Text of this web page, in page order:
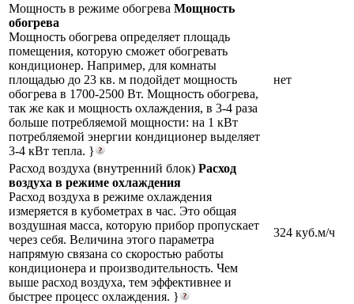
Мощность в режиме обогрева Мощность
обогрева
Мощность обогрева определяет площадь
помещения, которую сможет обогревать
кондиционер. Например, для комнаты
площадью до 23 кв. м подойдет мощность
обогрева в 1700-2500 Вт. Мощность обогрева,
так же как и мощность охлаждения, в 3-4 раза
больше потребляемой мощности: на 1 кВт
потребляемой энергии кондиционер выделяет
3-4 кВт тепла. }
нет
Расход воздуха (внутренний блок) Расход
воздуха в режиме охлаждения
Расход воздуха в режиме охлаждения
измеряется в кубометрах в час. Это общая
воздушная масса, которую прибор пропускает
через себя. Величина этого параметра
напрямую связана со скоростью работы
кондиционера и производительность. Чем
выше расход воздуха, тем эффективнее и
быстрее процесс охлаждения. }
324 куб.м/ч